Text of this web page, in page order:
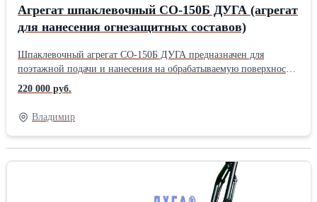
Агрегат шпаклевочный СО-150Б ДУГА (агрегат
для нанесения огнезащитных составов)
Шпаклевочный агрегат СО-150Б ДУГА предназначен для
поэтажной подачи и нанесения на обрабатываемую поверхность
шпаклевок подвижностью не менее 12 см, определяемой по
ГОСТ 5802-86., кроме ацетоносодержащих. Шпаклевочный
агрегат может быть использован для подачи и нанесения
грунтовок, клеевых и водно-клеевых красок, а также для подачи
и нанесения шпаклевок подвижностью не менее 7 см по ГОСТ
инъецирования раствора, подвижностью не менее 8 см, при
выполнении ремонтных и реставрационных работ. Комплект
принадлежностей для выполнения этих работ, поставляется по
220 000 руб.
Владимир